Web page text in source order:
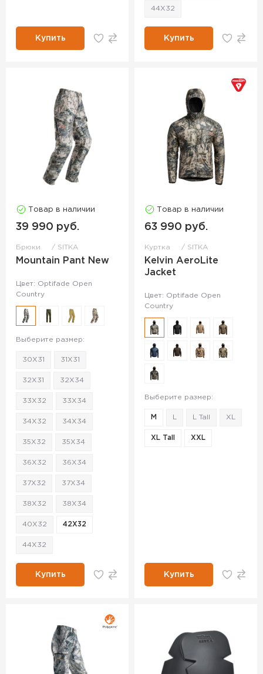
Купить
44X32
Купить
Товар в наличии
39 990 руб.
Брюки SITKA
Mountain Pant New
Цвет: Optifade Open
Country
Выберите размер:
30X31 31X31
32X31 32X34
33X32 33X34
34X32 34X34
35X32 35X34
36X32 36X34
37X32 37X34
38X32 38X34
40X32 42X32
44X32
Купить
Товар в наличии
63 990 руб.
Куртка SITKA
Kelvin AeroLite
Jacket
Цвет: Optifade Open
Country
Выберите размер:
M L Tall XL
XL Tall XXL
Купить